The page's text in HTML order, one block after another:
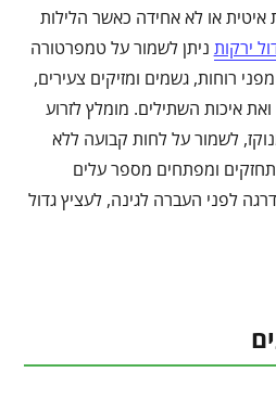
איטית או לא אחידה כאשר הלילות
ירקות ניתן לשמור על טמפרטורה
רוחות, גשמים ומזיקים צעירים,
איכות השתילים. מומלץ לזרוע
לשמור על לחות קבועה ללא
ומפתחים מספר עלים
לפני העברה לגינה, לעציץ גדול